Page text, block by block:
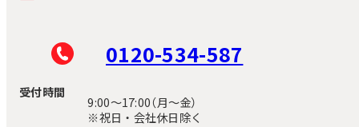
0120-534-587
受付時間
9:00〜17:00（月～金）
※祝日・会社休日除く